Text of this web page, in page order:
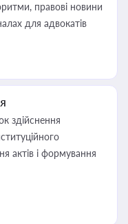
правові новини
для адвокатів
здійснення
актів і формування